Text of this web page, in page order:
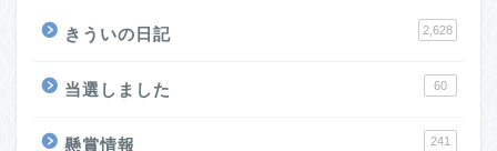
きういの日記 2,628
当選しました 60
懸賞情報 241